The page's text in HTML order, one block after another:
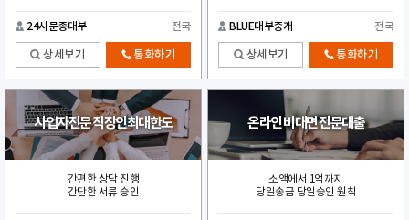
24시문종대부 전국
상세보기 통화하기
BLUE대부중개 전국
상세보기 통화하기
사업자전문 직장인최대한도
간편한 상담 진행
간단한 서류 승인
온라인 비대면 전문대출
소액에서 1억까지
당일송금 당일승인 원칙